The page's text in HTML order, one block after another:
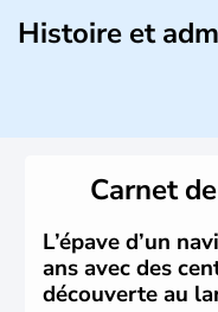
Histoire et
L'Israël est un état
vrai essorCarnet
L’épave d’un
ans avec des
découverte au